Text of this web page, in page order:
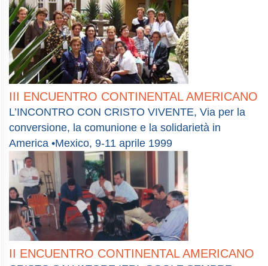
III ENCUENTRO CONTINENTAL AMERICANO
L’INCONTRO CON CRISTO VIVENTE, Via per la
conversione, la comunione e la solidarietà in
America •Mexico, 9-11 aprile 1999
II ENCUENTRO CONTINENTAL AMERICANO